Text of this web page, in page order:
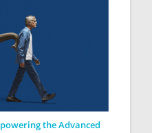
the Advanced